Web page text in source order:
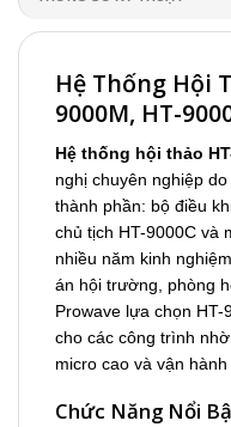
Hệ Thống Hội
9000M, HT-
Hệ thống hội thảo
nghị chuyên nghiệp
thành phần: bộ điều
chủ tịch HT-9000C và
nhiều năm kinh
án hội trường, phòng
Prowave lựa chọn
cho các công trình
micro cao và vận hành
Chức Năng Nổi